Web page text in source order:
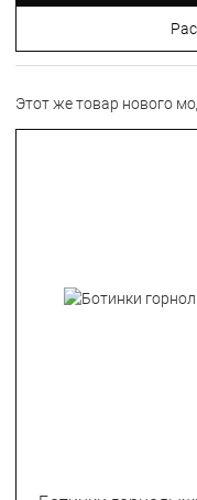
Этот же товар нового